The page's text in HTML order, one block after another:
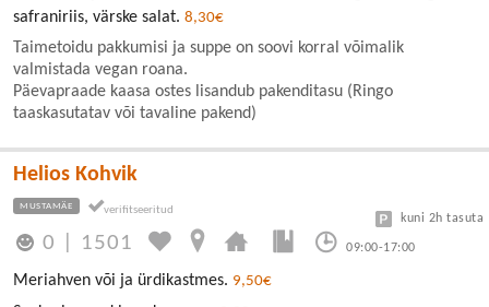
safraniriis, värske salat. 8,30€
Taimetoidu pakkumisi ja suppe on soovi korral võimalik
valmistada vegan roana.
Päevapraade kaasa ostes lisandub pakenditasu (Ringo
taaskasutatav või tavaline pakend)
Helios Kohvik
MUSTAMÄE
0 1501 09:00-17:00
kuni 2h tasuta
Meriahven või ja ürdikastmes. 9,50€